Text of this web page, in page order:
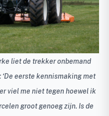
liet de trekker onbemand
eerste kennismaking met
viel me niet tegen hoewel ik
groot genoeg zijn. Is de